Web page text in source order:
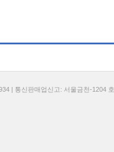
| 통신판매업신고: 서울금천-1204 호